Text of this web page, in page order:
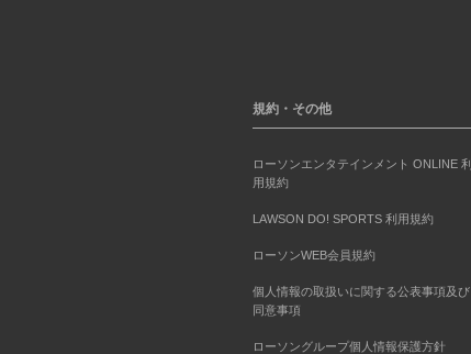
規約・その他
ローソンエンタテインメント ONLINE 利
用規約
LAWSON DO! SPORTS 利用規約
ローソンWEB会員規約
個人情報の取扱いに関する公表事項及び
同意事項
ローソングループ個人情報保護方針